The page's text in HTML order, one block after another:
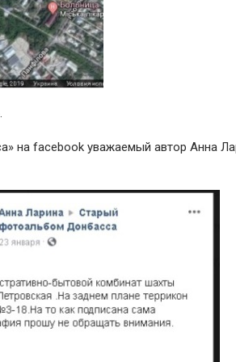
на facebook уважаемый автор Анна